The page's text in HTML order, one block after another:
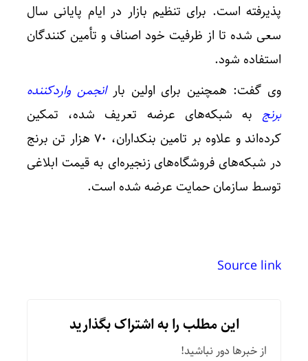
پذیرفته است. برای تنظیم بازار در ایام پایانی سال
سعی شده تا از ظرفیت خود اصناف و تأمین کنندگان
استفاده شود.
وی گفت: همچنین برای اولین بارانجمن واردکننده
برنج به شبکه‌های عرضه تعریف شده، تمکین
کرده‌اند و علاوه بر تامین بنکداران، ۷۰ هزار تن برنج
در شبکه‌های فروشگاه‌های زنجیره‌ای به قیمت ابلاغی
توسط سازمان حمایت عرضه شده است.
Source link
این مطلب را به اشتراک بگذارید
از خبرها دور نباشید!